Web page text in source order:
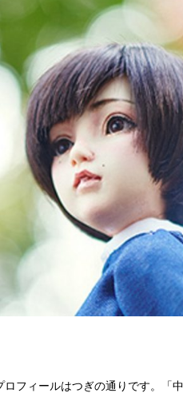
フィールはつぎの通りです。「